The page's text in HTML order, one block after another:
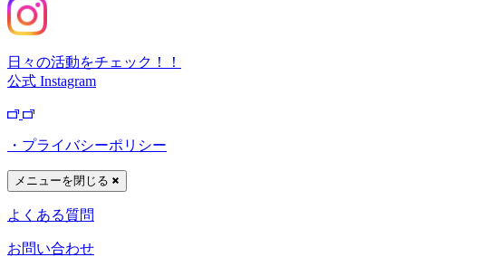
日々の活動をチェック！！
公式 Instagram
・プライバシーポリシー
メニューを閉じる
よくある質問
お問い合わせ